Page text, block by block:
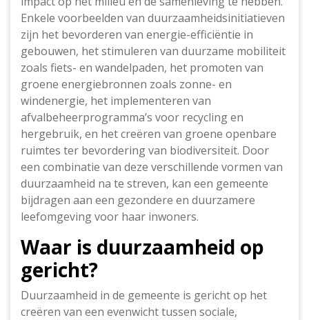
Enkele voorbeelden van duurzaamheidsinitiatieven
zijn het bevorderen van energie-efficiëntie in
gebouwen, het stimuleren van duurzame mobiliteit
zoals fiets- en wandelpaden, het promoten van
groene energiebronnen zoals zonne- en
windenergie, het implementeren van
afvalbeheerprogramma’s voor recycling en
hergebruik, en het creëren van groene openbare
ruimtes ter bevordering van biodiversiteit. Door
een combinatie van deze verschillende vormen van
duurzaamheid na te streven, kan een gemeente
bijdragen aan een gezondere en duurzamere
leefomgeving voor haar inwoners.
Waar is duurzaamheid op
gericht?
Duurzaamheid in de gemeente is gericht op het
creëren van een evenwicht tussen sociale,